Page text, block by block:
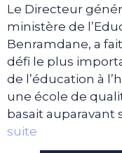
Le Directeur
ministère de
Benramdane, a
défi le plus
de l’éducation à
une école de
basait auparavant
suite